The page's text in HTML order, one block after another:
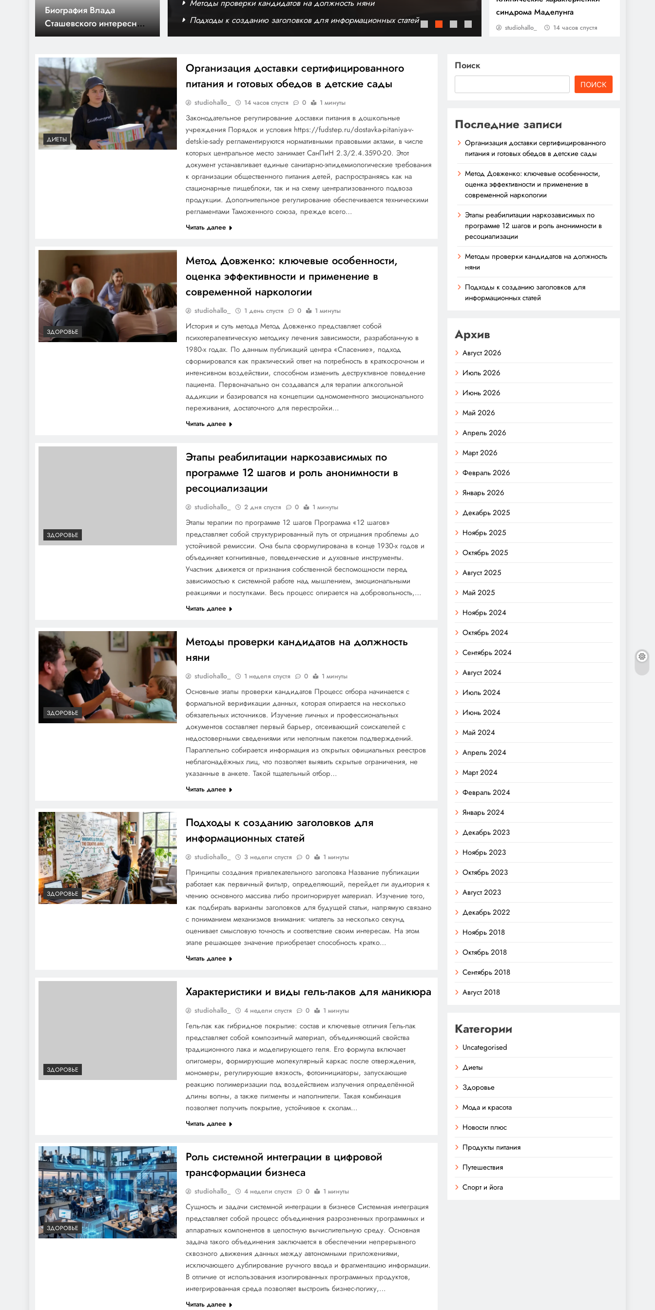
синдрома Маделунга
studiohallo_ 14 часов спустя
няни
информационных статей
Методы проверки кандидатов на должность няни
Подходы к созданию заголовков для информационных статей
указанные в анкете. Такой тщательный отбор…
Этапы реабилитации наркозависимых
анонимности в ресоциализации
Подходы к созданию заголовков для
Биография и
национальность Зепюра
Брутяна — украинский
стыке двух миров
Лазерная эпиляция: все,
что вам нужно знать
до руководителя
Как перестать есть
сладкое?
Биография Влада
Сташевского интересные
факты о жизни и карьере
Лазерная эпиляция: все,
что вам нужно знать
до руководителя
ДИЕТЫ
Организация доставки сертифицированного
питания и готовых обедов в детские сады
studiohallo_ 14 часов спустя 0 1 минуты
Законодательное регулирование доставки питания в дошкольные
учреждения Порядок и условия https://fudstep.ru/dostavka-pitaniya-v-
detskie-sady регламентируются нормативными правовыми актами, в числе
которых центральное место занимает СанПиН 2.3/2.4.3590-20. Этот
документ устанавливает единые санитарно-эпидемиологические требования
к организации общественного питания детей, распространяясь как на
стационарные пищеблоки, так и на схему централизованного подвоза
продукции. Дополнительное регулирование обеспечивается техническими
регламентами Таможенного союза, прежде всего…
Читать далее
ЗДОРОВЬЕ
Метод Довженко: ключевые особенности,
оценка эффективности и применение в
современной наркологии
studiohallo_ 1 день спустя 0 1 минуты
История и суть метода Метод Довженко представляет собой
психотерапевтическую методику лечения зависимости, разработанную в
1980-х годах. По данным публикаций центра «Спасение», подход
сформировался как практический ответ на потребность в краткосрочном и
интенсивном воздействии, способном изменить деструктивное поведение
пациента. Первоначально он создавался для терапии алкогольной
аддикции и базировался на концепции одномоментного эмоционального
переживания, достаточного для перестройки…
Читать далее
ЗДОРОВЬЕ
Этапы реабилитации наркозависимых по
программе 12 шагов и роль анонимности в
ресоциализации
studiohallo_ 2 дня спустя 0 1 минуты
Этапы терапии по программе 12 шагов Программа «12 шагов»
представляет собой структурированный путь от отрицания проблемы до
устойчивой ремиссии. Она была сформулирована в конце 1930-х годов и
объединяет когнитивные, поведенческие и духовные инструменты.
Участник движется от признания собственной беспомощности перед
зависимостью к системной работе над мышлением, эмоциональными
реакциями и поступками. Весь процесс опирается на добровольность,…
Читать далее
ЗДОРОВЬЕ
Методы проверки кандидатов на должность
няни
studiohallo_ 1 неделя спустя 0 1 минуты
Основные этапы проверки кандидатов Процесс отбора начинается с
формальной верификации данных, которая опирается на несколько
обязательных источников. Изучение личных и профессиональных
документов составляет первый барьер, отсеивающий соискателей с
недостоверными сведениями или неполным пакетом подтверждений.
Параллельно собирается информация из открытых официальных реестров
неблагонадёжных лиц, что позволяет выявить скрытые ограничения, не
указанные в анкете. Такой тщательный отбор…
Читать далее
ЗДОРОВЬЕ
Подходы к созданию заголовков для
информационных статей
studiohallo_ 3 недели спустя 0 1 минуты
Принципы создания привлекательного заголовка Название публикации
работает как первичный фильтр, определяющий, перейдет ли аудитория к
чтению основного массива либо проигнорирует материал. Изучение того,
как подбирать варианты заголовков для будущей статьи, напрямую связано
с пониманием механизмов внимания: читатель за несколько секунд
оценивает смысловую точность и соответствие своим интересам. На этом
этапе решающее значение приобретает способность кратко…
Читать далее
ЗДОРОВЬЕ
Характеристики и виды гель-лаков для маникюра
studiohallo_ 4 недели спустя 0 1 минуты
Гель-лак как гибридное покрытие: состав и ключевые отличия Гель-лак
представляет собой композитный материал, объединяющий свойства
традиционного лака и моделирующего геля. Его формула включает
олигомеры, формирующие молекулярный каркас после отверждения,
мономеры, регулирующие вязкость, фотоинициаторы, запускающие
реакцию полимеризации под воздействием излучения определённой
длины волны, а также пигменты и наполнители. Такая комбинация
позволяет получить покрытие, устойчивое к сколам…
Читать далее
ЗДОРОВЬЕ
Роль системной интеграции в цифровой
трансформации бизнеса
studiohallo_ 4 недели спустя 0 1 минуты
Сущность и задачи системной интеграции в бизнесе Системная интеграция
представляет собой процесс объединения разрозненных программных и
аппаратных компонентов в целостную вычислительную среду. Основная
задача такого объединения заключается в обеспечении непрерывного
сквозного движения данных между автономными приложениями,
исключающего дублирование ручного ввода и фрагментацию информации.
В отличие от использования изолированных программных продуктов,
интегрированная среда позволяет выстроить бизнес-логику,…
Читать далее
Поиск
ПОИСК
Последние записи
Организация доставки сертифицированного
питания и готовых обедов в детские сады
Метод Довженко: ключевые особенности,
оценка эффективности и применение в
современной наркологии
Этапы реабилитации наркозависимых по
программе 12 шагов и роль анонимности в
ресоциализации
Методы проверки кандидатов на должность
няни
Подходы к созданию заголовков для
информационных статей
Архив
Август 2026
Июль 2026
Июнь 2026
Май 2026
Апрель 2026
Март 2026
Февраль 2026
Январь 2026
Декабрь 2025
Ноябрь 2025
Октябрь 2025
Август 2025
Май 2025
Ноябрь 2024
Октябрь 2024
Сентябрь 2024
Август 2024
Июль 2024
Июнь 2024
Май 2024
Апрель 2024
Март 2024
Февраль 2024
Январь 2024
Декабрь 2023
Ноябрь 2023
Октябрь 2023
Август 2023
Декабрь 2022
Ноябрь 2018
Октябрь 2018
Сентябрь 2018
Август 2018
Категории
Uncategorised
Диеты
Здоровье
Мода и красота
Новости плюс
Продукты питания
Путешествия
Спорт и йога